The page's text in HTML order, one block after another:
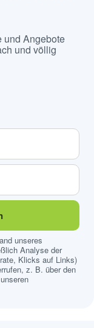
und Angebote
und völlig
unseres
Analyse der
Klicks auf Links)
z. B. über den